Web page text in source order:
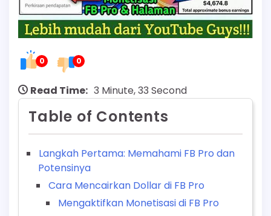
0 0
Read Time: 3 Minute, 33 Second
Table of Contents
Langkah Pertama: Memahami FB Pro dan
Potensinya
Cara Mencairkan Dollar di FB Pro
Mengaktifkan Monetisasi di FB Pro